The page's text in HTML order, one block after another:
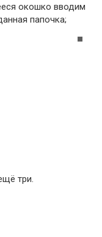
окошко вводим
папочка;
три.